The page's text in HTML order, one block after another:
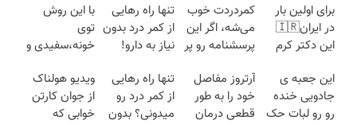
برای اولین بار
در ایران🇮🇷
این دکتر کرم
روزه ساخت!
کمردردت خوب
می‌شه، اگر این
پرسشنامه رو پر
تنها راه رهایی
از کمر درد بدون
نیاز به دارو!
با این روش
توی
خونه،سفیدی و
برگردون
(40%off)
این جعبه ی
جادویی خنده
رو رو لبات حک
آرتروز مفاصل
خود را به طور
قطعی درمان
تنها راه رهایی
از کمر درد رو
میدونی؟ بدون
ویدیو هولناک
از جوان کارتن
خوابی که